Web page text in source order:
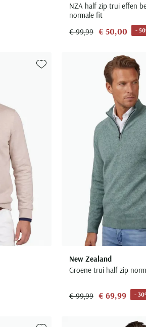
NZA half zip trui effen
normale fit
€ 99,99 € 50,00 -
Toevoegen aan favorieten
New Zealand
Groene trui half zip
€ 99,99 € 69,99 -